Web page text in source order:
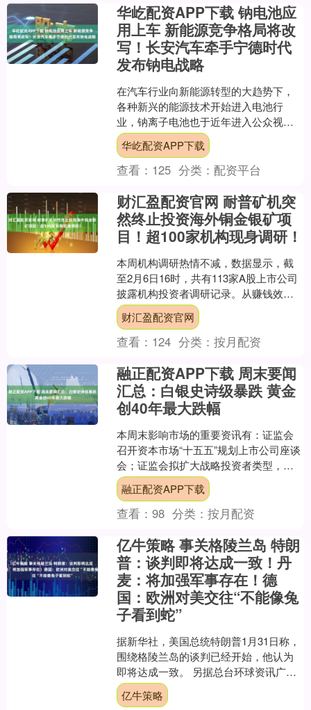
华屹配资APP下载 钠电池应
用上车 新能源竞争格局将改
写！长安汽车牵手宁德时代
发布钠电战略
在汽车行业向新能源转型的大趋势下，
各种新兴的能源技术开始进入电池行
业，钠离子电池也于近年进入公众视
野。钠电技术凭借其低温性能、安全特
性和成本潜力，被业内认为是锂....
华屹配资APP下载
查看： 125 分类： 配资平台
财汇盈配资官网 耐普矿机突
然终止投资海外铜金银矿项
目！超100家机构现身调研！
本周机构调研热情不减，数据显示，截
至2月6日16时，共有113家A股上市公司
披露机构投资者调研记录。从赚钱效应
来看，五成机构调研公司本周股价上
涨，泽润新能以70....
财汇盈配资官网
查看： 124 分类：按月配资
融正配资APP下载 周末要闻
汇总：白银史诗级暴跌 黄金
创40年最大跌幅
本周末影响市场的重要资讯有：证监会
召开资本市场“十五五”规划上市公司座谈
会；证监会拟扩大战略投资者类型，明
确最低持股比例要求；白银史诗级暴
跌，黄金创40年最大跌....
融正配资APP下载
查看：98 分类：按月配资
亿牛策略 事关格陵兰岛 特朗
普：谈判即将达成一致！丹
麦：将加强军事存在！德
国：欧洲对美交往“不能像兔
子看到蛇”
据新华社，美国总统特朗普1月31日称，
围绕格陵兰岛的谈判已经开始，他认为
即将达成一致。 另据总台环球资讯广
播，路透社报道称，当地时间1月31日，
丹麦国防大臣特勒....
亿牛策略